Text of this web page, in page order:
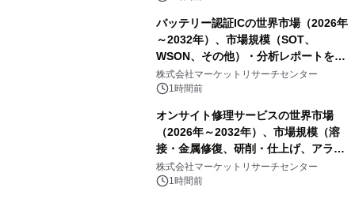
バッテリー認証ICの世界市場（2026年
～2032年）、市場規模（SOT、
WSON、その他）・分析レポートを発
表
株式会社マーケットリサーチセンター
1時間前
オンサイト修理サービスの世界市場
（2026年～2032年）、市場規模（溶
接・金属修復、研削・仕上げ、アライ
メント、その他）・分析レポートを発
表
株式会社マーケットリサーチセンター
1時間前